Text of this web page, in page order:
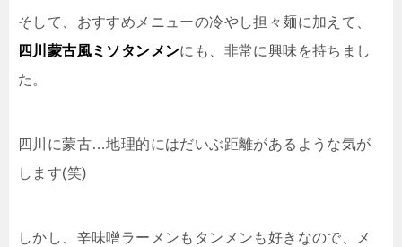
そして、おすすめメニューの冷やし担々麺に加えて、
四川蒙古風ミソタンメンにも、非常に興味を持ちまし
た。
四川に蒙古…地理的にはだいぶ距離があるような気が
します(笑)
しかし、辛味噌ラーメンもタンメンも好きなので、メ